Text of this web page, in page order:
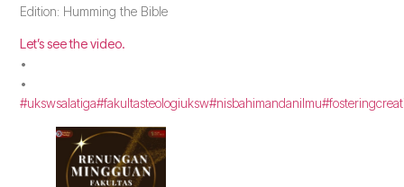
Edition: Humming the Bible
Let’s see the video.
•
•
#ukswsalatiga#fakultasteologiuksw#nisbahimandanilmu